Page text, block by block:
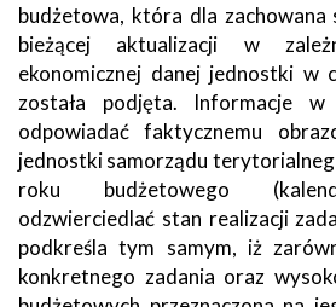
budżetowa, która dla
bieżącej aktualizacji w
ekonomicznej danej jednostki w
została podjęta. Informacje
odpowiadać faktycznemu
jednostki samorządu
roku budżetowego
odzwierciedlać stan realizacji
podkreśla tym samym, iż
konkretnego zadania oraz